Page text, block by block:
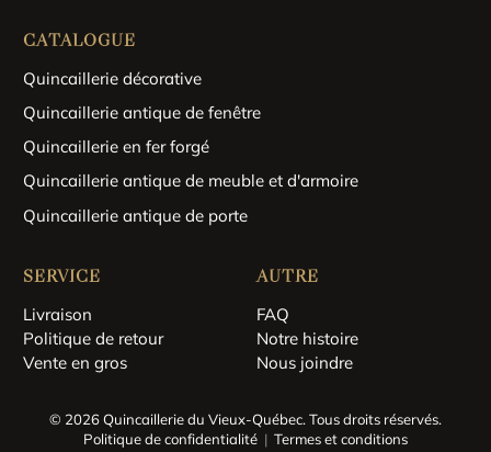
CATALOGUE
Quincaillerie décorative
Quincaillerie antique de fenêtre
Quincaillerie en fer forgé
Quincaillerie antique de meuble et d'armoire
Quincaillerie antique de porte
SERVICE
Livraison
Politique de retour
Vente en gros
AUTRE
FAQ
Notre histoire
Nous joindre
© 2026 Quincaillerie du Vieux-Québec.Tous droits réservés.
Politique de confidentialité
Termes et conditions